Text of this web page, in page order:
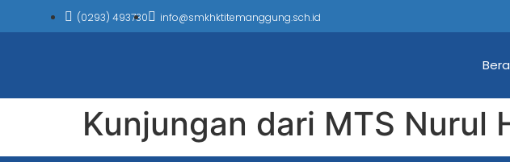
(0293) 493730 info@smkhktitemanggung.sch.id
Kunjungan dari MTS Nurul